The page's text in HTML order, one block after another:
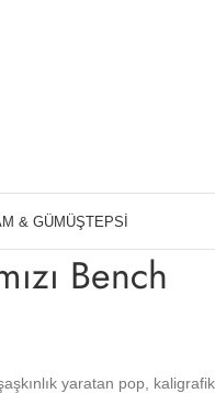
& GÜMÜŞTEPSI
Wow Kırmızı Bench
Bench
yaratan pop,